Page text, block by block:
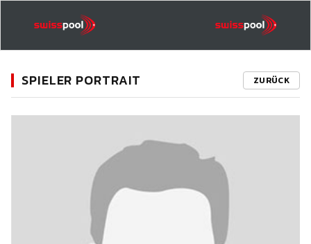
SPIELER PORTRAIT ZURÜCK